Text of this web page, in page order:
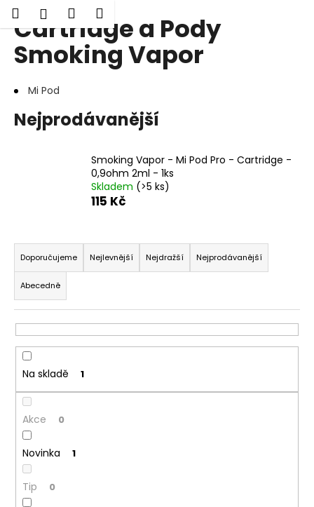
Přejít
obsah
HledatPřihlášení
Nákupní
košík
Cartridge a Pody
Smoking Vapor
Mi Pod
Nejprodávanější
Smoking Vapor - Mi Pod Pro - Cartridge -
0,9ohm 2ml - 1ks
Skladem (>5 ks)
115 Kč
Ř
a
z
e
n
í
p
o
d
u
k
ů
Doporučujeme Nejlevnější Nejdražší Nejprodávanější
Abecedně
Na skladě 1
Akce 0
Novinka 1
Tip 0
o Zpět
Zpět
o
p
o
j
e
t
e
n
a
j
t
?